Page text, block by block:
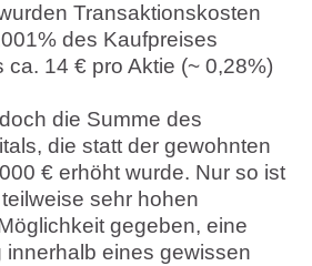
Transaktionskosten
des Kaufpreises
14 € pro Aktie (~ 0,28%)
die Summe des
die statt der gewohnten
€ erhöht wurde. Nur so ist
sehr hohen
gegeben, eine
innerhalb eines gewissen